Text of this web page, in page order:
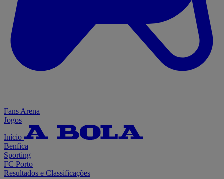
Fans Arena
Jogos
Início
Benfica
Sporting
FC Porto
Resultados e Classificações